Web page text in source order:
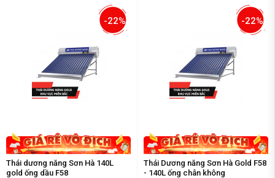
-22%
Thái dương năng Sơn Hà 140L
gold ống dầu F58
-22%
Thái Dương năng Sơn Hà Gold F58
- 140L ống chân không